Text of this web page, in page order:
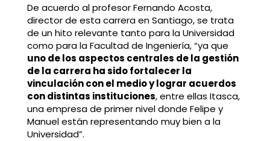
De acuerdo al profesor Fernando Acosta,
director de esta carrera en Santiago, se trata
de un hito relevante tanto para la Universidad
como para la Facultad de Ingeniería, “ya que
uno de los aspectos centrales de la gestión
de la carrera ha sido fortalecer la
vinculación con el medio y lograr acuerdos
con distintas instituciones, entre ellas Itasca,
una empresa de primer nivel donde Felipe y
Manuel están representando muy bien a la
Universidad”.